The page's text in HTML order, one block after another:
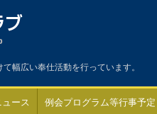
幅広い奉仕活動を行っています。
ース 例会プログラム等行事予定